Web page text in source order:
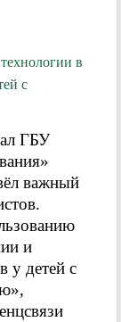
в
с
ГБУ
важный
и
у детей с